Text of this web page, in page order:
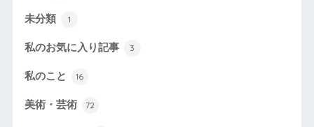
未分類 1
私のお気に入り記事 3
私のこと 16
美術・芸術 72